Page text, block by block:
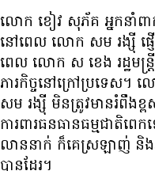
លោក ខៀវ សុភ័គ អ្នក​នាំ​ពា
នៅ​ពេល លោក សម រង្ស៊ី ផ្
ពេល លោក ស ខេង រដ្ឋមន្
ភារកិច្ច​នៅ​ក្រៅ​ប្រទេស។
សម រង្ស៊ី មិន​ត្រូវ​មាន​រំពឹង​ខ្
ការពារ​ធនធាន​ធម្មជាតិ​ពេក​
លាន​នាក់ ក៏​គេ​ស្រឡាញ់ និង​អ
បាន​ដែរ។